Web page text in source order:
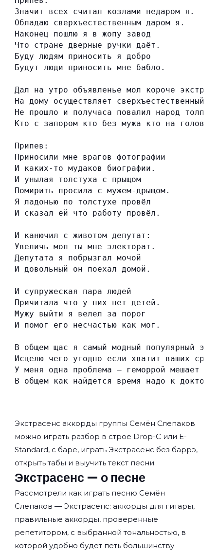
Значит всех считал козлами недаром я.
Обладаю сверхъестественным даром я.
Наконец пошлю я в жопу завод
Что стране дверные ручки даёт.
Буду людям приносить я добро
Будут люди приносить мне бабло.
Дал на утро объявленье мол короче
На дому осуществляет сверхъестественный
Не прошло и получаса повалил народ
Кто с запором кто без мужа кто на голову
Припев:
Приносили мне врагов фотографии
И каких-то мудаков биографии.
И унылая толстуха с прыщом
Помирить просила с мужем-дрыщом.
Я ладонью по толстухе провёл
И сказал ей что работу провёл.
И канючил с животом депутат:
Увеличь мол ты мне электорат.
Депутата я побрызгал мочой
И довольный он поехал домой.
И супружеская пара людей
Причитала что у них нет детей.
Мужу выйти я велел за порог
И помог его несчастью как мог.
В общем щас я самый модный популярный
Исцелю чего угодно если хватит ваших
У меня одна проблема — геморрой мешает
В общем как найдется время надо к доктору
Экстрасенс аккорды группы Семён Слепаков
можно играть разбор в строе Drop-C или E-
Standard, с баре, играть Экстрасенс без баррэ,
открыть табы и выучить текст песни.
Экстрасенс — о песне
Рассмотрели как играть песню Семён
Слепаков — Экстрасенс: аккорды для гитары,
правильные аккорды, проверенные
репетитором, с выбранной тональностью, в
которой удобно будет петь большинству